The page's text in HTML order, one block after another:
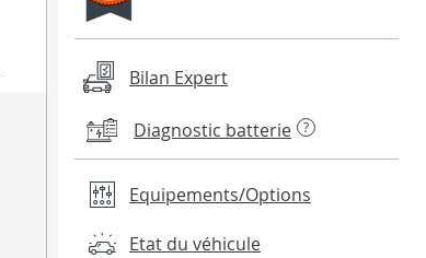
Bilan Expert
Diagnostic batterie ?
Equipements/Options
Etat du véhicule